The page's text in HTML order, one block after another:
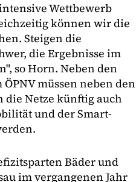
Wettbewerb
können wir die
Steigen die
die Ergebnisse im
so Horn. Neben den
müssen neben den
Netze künftig auch
und der Smart-
Bäder und
im vergangenen Jahr